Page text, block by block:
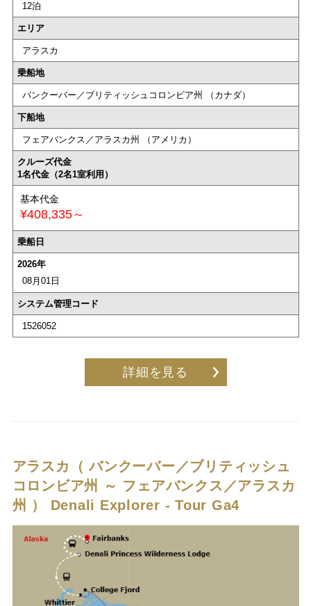
12泊
エリア
アラスカ
乗船地
バンクーバー／ブリティッシュコロンビア州 （カナダ）
下船地
フェアバンクス／アラスカ州 （アメリカ）
クルーズ代金
1名代金（2名1室利用）
基本代金
¥408,335～
乗船日
2026年
08月01日
システム管理コード
1526052
詳細を見る
アラスカ（ バンクーバー／ブリティッシュ
コロンビア州 ～ フェアバンクス／アラスカ
州 ） Denali Explorer - Tour Ga4